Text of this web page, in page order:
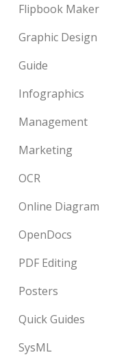
Flipbook Maker
Graphic Design
Guide
Infographics
Management
Marketing
OCR
Online Diagram
OpenDocs
PDF Editing
Posters
Quick Guides
SysML